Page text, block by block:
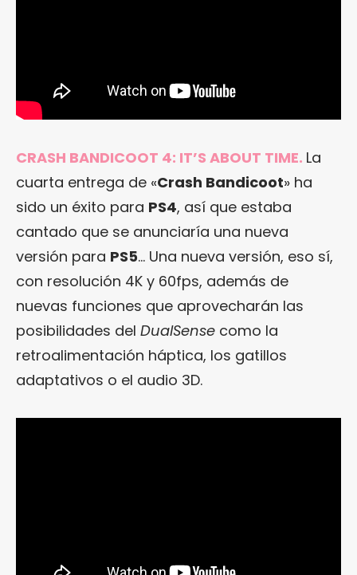
CRASH BANDICOOT 4: IT’S ABOUT TIME. La
cuarta entrega de «Crash Bandicoot» ha
sido un éxito para PS4, así que estaba
cantado que se anunciaría una nueva
versión para PS5… Una nueva versión, eso sí,
con resolución 4K y 60fps, además de
nuevas funciones que aprovecharán las
posibilidades del DualSense como la
retroalimentación háptica, los gatillos
adaptativos o el audio 3D.